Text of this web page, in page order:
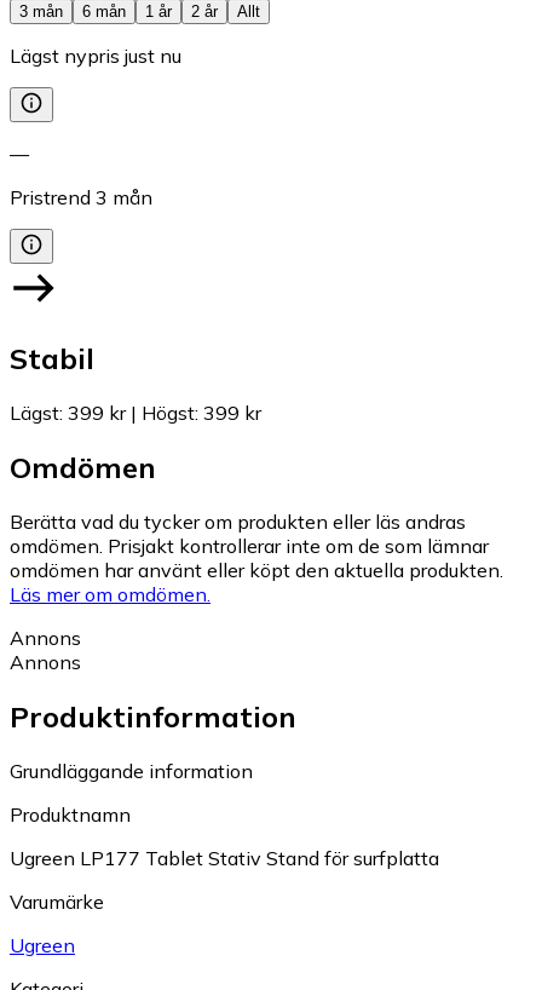
3 mån
6 mån 1 år 2 år Allt
Lägst nypris just nu
—
Pristrend 3 mån
Stabil
Lägst: 399 kr| Högst: 399 kr
Omdömen
Berätta vad du tycker om produkten eller läs andras
omdömen. Prisjakt kontrollerar inte om de som lämnar
omdömen har använt eller köpt den aktuella produkten.
Läs mer om omdömen.
Annons
Annons
Produktinformation
Grundläggande information
Produktnamn
Ugreen LP177 Tablet Stativ Stand för surfplatta
Varumärke
Ugreen